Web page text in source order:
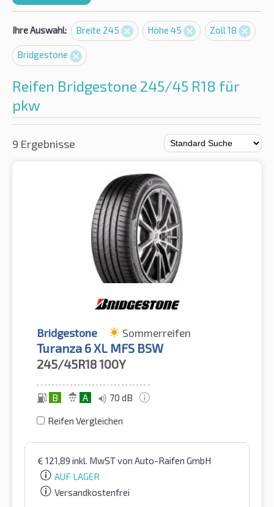
Ihre Auswahl: Breite 245 Höhe 45 Zoll 18
Bridgestone
Reifen Bridgestone 245/45 R18 für
pkw
9 Ergebnisse
Bridgestone Sommerreifen
Turanza 6 XL MFS BSW
245/45R18100Y
B A 70 dB
Reifen Vergleichen
€ 121,89 inkl. MwSTvon Auto-Raifen GmbH
AUF LAGER
Versandkostenfrei